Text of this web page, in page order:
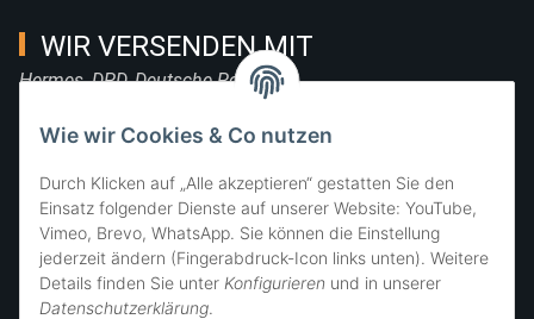
Wie wir Cookies & Co nutzen
Durch Klicken auf „Alle akzeptieren“ gestatten Sie den
Einsatz folgender Dienste auf unserer Website: YouTube,
Vimeo, Brevo, WhatsApp. Sie können die Einstellung
jederzeit ändern (Fingerabdruck-Icon links unten). Weitere
Details finden Sie unter Konfigurieren und in unserer
Datenschutzerklärung.
WIR VERSENDEN MIT
Hermes, DPD, Deutsche Post, DHL
FOLGE UNS
SIE ERREICHEN UNS